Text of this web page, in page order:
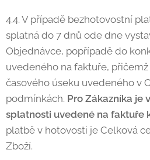
4.4. V případě bezhotovostní
splatná do 7 dnů ode dne
Objednávce, popřípadě do
uvedeného na faktuře,
časového úseku uvedeného v
podmínkách. Pro Zákazníka je
splatnosti uvedené na faktuře
platbě v hotovosti je Celková
Zboží.